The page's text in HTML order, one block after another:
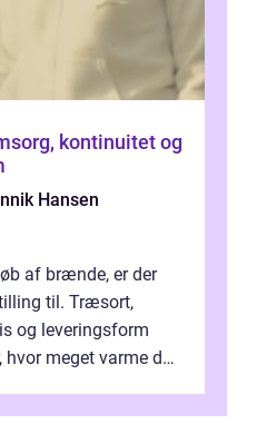
Hansen
af brænde, er der
til. Træsort,
og leveringsform
hvor meget varme du